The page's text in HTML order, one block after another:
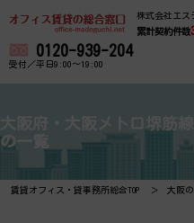
株式会社エス
累計契約件数
0120-939-204
受付／平日9:00～19:00
の一覧
賃貸オフィス・貸事務所総合TOP 大阪